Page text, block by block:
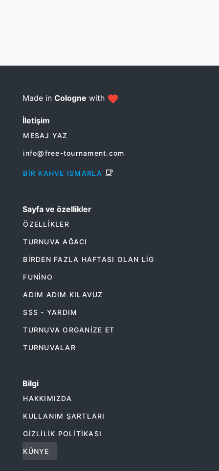
Made in Cologne with
İletişim
MESAJ YAZ
info@free-tournament.com
BIR KAHVE ISMARLA
Sayfa ve özellikler
ÖZELLIKLER
TURNUVA AĞACI
BIRDEN FAZLA HAFTASI OLAN LIG
FUNINO
ADIM ADIM KILAVUZ
SSS - YARDIM
TURNUVA ORGANIZE ET
TURNUVALAR
Bilgi
HAKKIMIZDA
KULLANIM ŞARTLARI
GIZLILIK POLITIKASI
KÜNYE